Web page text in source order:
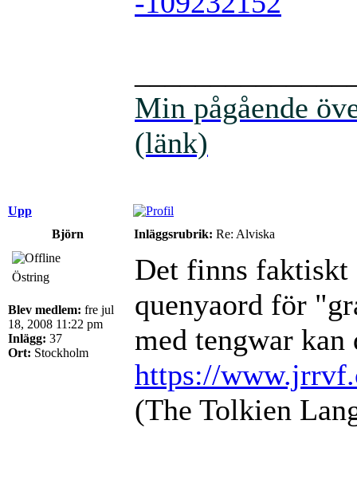
Min pågående
(länk)
Upp
Björn
Inläggsrubrik: Re: Alviska
Östring
Blev medlem: fre jul
18, 2008 11:22 pm
Inlägg: 37
Ort: Stockholm
Det finns faktiskt
quenyaord för
med tengwar kan
https://
(The Tolkien